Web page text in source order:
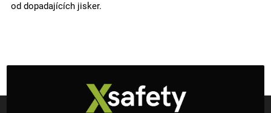
od dopadajících jisker.